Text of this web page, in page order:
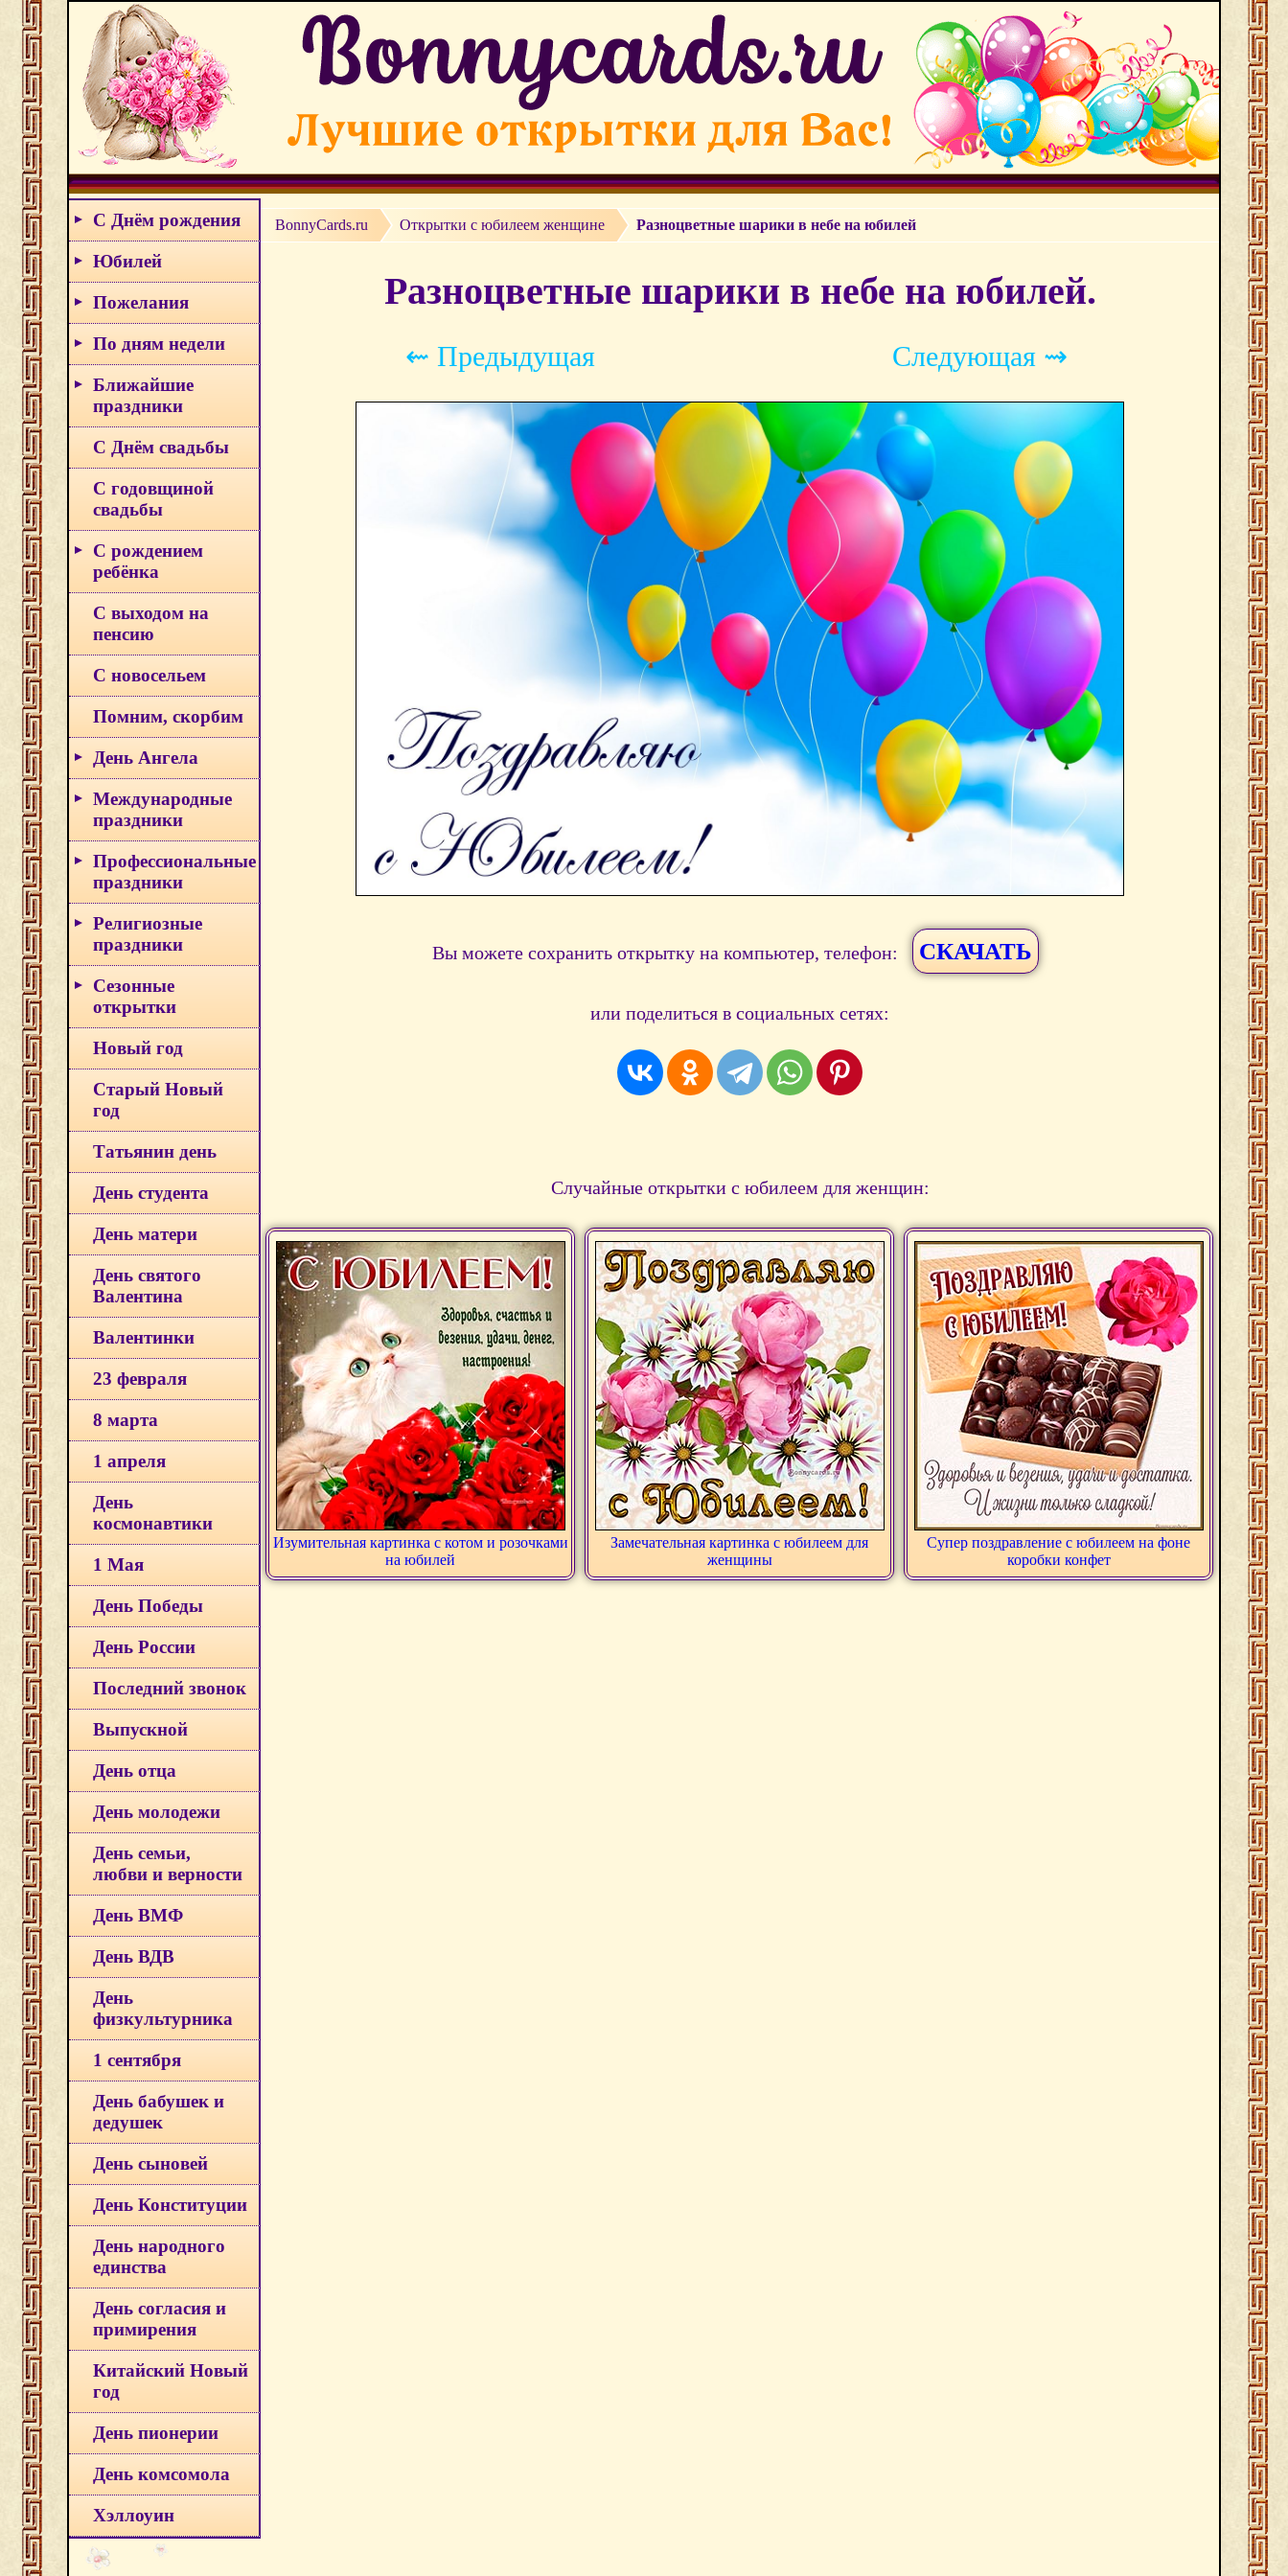
С Днём рождения
Юбилей
Пожелания
По дням недели
Ближайшие
праздники
С Днём свадьбы
С годовщиной
свадьбы
С рождением
ребёнка
С выходом на
пенсию
С новосельем
Помним, скорбим
День Ангела
Международные
праздники
Профессиональные
праздники
Религиозные
праздники
Сезонные
открытки
Новый год
Старый Новый
год
Татьянин день
День студента
День матери
День святого
Валентина
Валентинки
23 февраля
8 марта
1 апреля
День
космонавтики
1 Мая
День Победы
День России
Последний звонок
Выпускной
День отца
День молодежи
День семьи,
любви и верности
День ВМФ
День ВДВ
День
физкультурника
1 сентября
День бабушек и
дедушек
День сыновей
День Конституции
День народного
единства
День согласия и
примирения
Китайский Новый
год
День пионерии
День комсомола
Хэллоуин
BonnyCards.ru Открытки с юбилеем женщине Разноцветные шарики в небе на юбилей
Разноцветные шарики в небе на юбилей.
⇜ Предыдущая Следующая ⇝
Вы можете сохранить открытку на компьютер, телефон: СКАЧАТЬ
или поделиться в социальных сетях:
Случайные открытки с юбилеем для женщин:
Изумительная картинка с котом и розочками
на юбилей
Замечательная картинка с юбилеем для
женщины
Супер поздравление с юбилеем на фоне
коробки конфет